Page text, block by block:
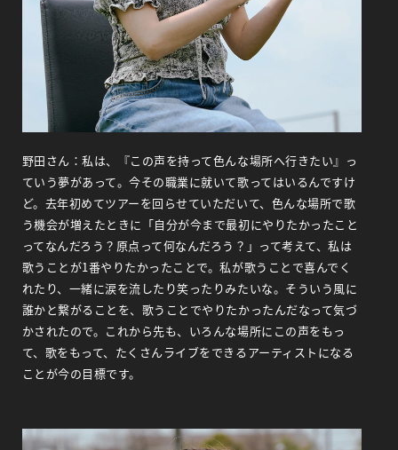
野田さん：私は、『この声を持って色んな場所へ行きたい』っ
ていう夢があって。今その職業に就いて歌ってはいるんですけ
ど。去年初めてツアーを回らせていただいて、色んな場所で歌
う機会が増えたときに「自分が今まで最初にやりたかったこと
ってなんだろう？原点って何なんだろう？」って考えて、私は
歌うことが1番やりたかったことで。私が歌うことで喜んでく
れたり、一緒に涙を流したり笑ったりみたいな。そういう風に
誰かと繋がることを、歌うことでやりたかったんだなって気づ
かされたので。これから先も、いろんな場所にこの声をもっ
て、歌をもって、たくさんライブをできるアーティストになる
ことが今の目標です。